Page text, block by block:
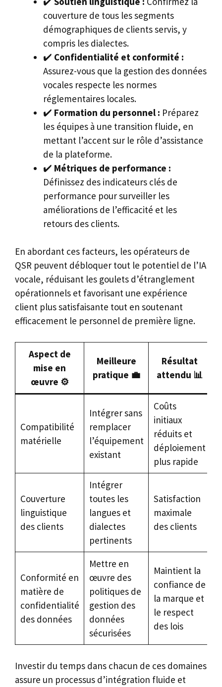
couverture de tous les segments
démographiques de clients servis, y
compris les dialectes.
✔️ Confidentialité et conformité :
Assurez-vous que la gestion des données
vocales respecte les normes
réglementaires locales.
✔️ Formation du personnel : Préparez
les équipes à une transition fluide, en
mettant l’accent sur le rôle d’assistance
de la plateforme.
✔️ Métriques de performance :
Définissez des indicateurs clés de
performance pour surveiller les
améliorations de l’efficacité et les
retours des clients.
En abordant ces facteurs, les opérateurs de
QSR peuvent débloquer tout le potentiel de l’IA
vocale, réduisant les goulets d’étranglement
opérationnels et favorisant une expérience
client plus satisfaisante tout en soutenant
efficacement le personnel de première ligne.
Aspect de
mise en
œuvre ⚙️
Meilleure
pratique 💼
Résultat
attendu 📊
Compatibilité
matérielle
Intégrer sans
remplacer
l’équipement
existant
Coûts
initiaux
réduits et
déploiement
plus rapide
Couverture
linguistique
des clients
Intégrer
toutes les
langues et
dialectes
pertinents
Satisfaction
maximale
des clients
Conformité en
matière de
confidentialité
des données
Mettre en
œuvre des
politiques de
gestion des
données
sécurisées
Maintient la
confiance de
la marque et
le respect
des lois
Investir du temps dans chacun de ces domaines
assure un processus d’intégration fluide et